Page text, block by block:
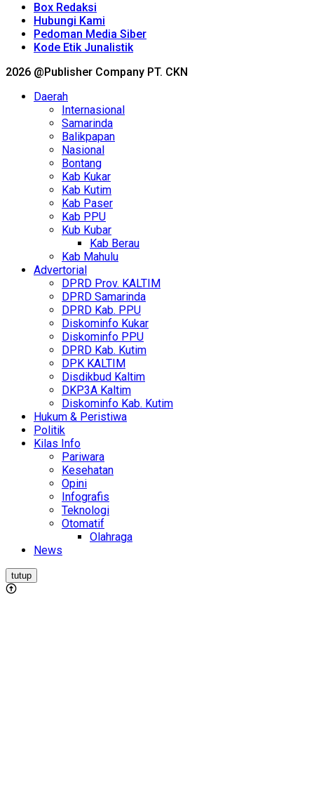
Box Redaksi
Hubungi Kami
Pedoman Media Siber
Kode Etik Junalistik
2026 @Publisher Company PT. CKN
Daerah
Internasional
Samarinda
Balikpapan
Nasional
Bontang
Kab Kukar
Kab Kutim
Kab Paser
Kab PPU
Kub Kubar
Kab Berau
Kab Mahulu
Advertorial
DPRD Prov. KALTIM
DPRD Samarinda
DPRD Kab. PPU
Diskominfo Kukar
Diskominfo PPU
DPRD Kab. Kutim
DPK KALTIM
Disdikbud Kaltim
DKP3A Kaltim
Diskominfo Kab. Kutim
Hukum & Peristiwa
Politik
Kilas Info
Pariwara
Kesehatan
Opini
Infografis
Teknologi
Otomatif
Olahraga
News
tutup